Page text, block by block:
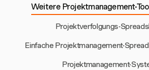
Weitere Projektmanagement-
Projektverfolgungs-
Einfache Projektmanagement-
Projektmanagement-